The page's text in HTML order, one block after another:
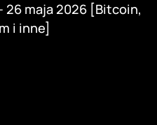
26 maja 2026 [Bitcoin,
i inne]